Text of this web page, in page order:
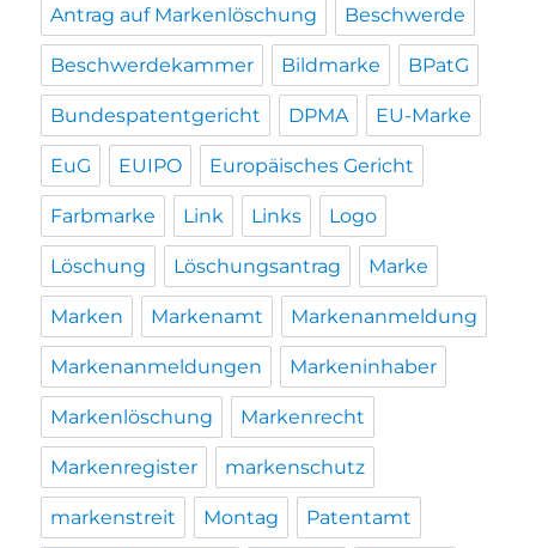
Antrag auf Markenlöschung Beschwerde
Beschwerdekammer Bildmarke BPatG
Bundespatentgericht DPMA EU-Marke
EuG EUIPO Europäisches Gericht
Farbmarke Link Links Logo
Löschung Löschungsantrag Marke
Marken Markenamt Markenanmeldung
Markenanmeldungen Markeninhaber
Markenlöschung Markenrecht
Markenregister markenschutz
markenstreit Montag Patentamt